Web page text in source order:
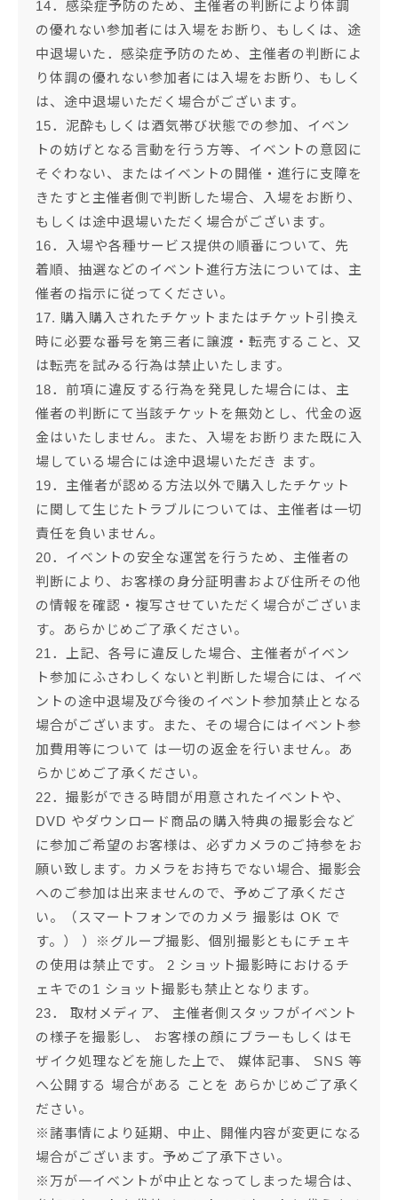
14．感染症予防のため、主催者の判断により体調
の優れない参加者には入場をお断り、もしくは、途
中退場いた．感染症予防のため、主催者の判断によ
り体調の優れない参加者には入場をお断り、もしく
は、途中退場いただく場合がございます。
15．泥酔もしくは酒気帯び状態での参加、イベン
トの妨げとなる言動を行う方等、イベントの意図に
そぐわない、またはイベントの開催・進行に支障を
きたすと主催者側で判断した場合、入場をお断り、
もしくは途中退場いただく場合がございます。
16．入場や各種サービス提供の順番について、先
着順、抽選などのイベント進行方法については、主
催者の指示に従ってください。
17. 購入購入されたチケットまたはチケット引換え
時に必要な番号を第三者に譲渡・転売すること、又
は転売を試みる行為は禁止いたします。
18．前項に違反する行為を発見した場合には、主
催者の判断にて当該チケットを無効とし、代金の返
金はいたしません。また、入場をお断りまた既に入
場している場合には途中退場いただき ます。
19．主催者が認める方法以外で購入したチケット
に関して生じたトラブルについては、主催者は一切
責任を負いません。
20．イベントの安全な運営を行うため、主催者の
判断により、お客様の身分証明書および住所その他
の情報を確認・複写させていただく場合がございま
す。あらかじめご了承ください。
21．上記、各号に違反した場合、主催者がイベン
ト参加にふさわしくないと判断した場合には、イベ
ントの途中退場及び今後のイベント参加禁止となる
場合がございます。また、その場合にはイベント参
加費用等について は一切の返金を行いません。あ
らかじめご了承ください。
22．撮影ができる時間が用意されたイベントや、
DVD やダウンロード商品の購入特典の撮影会など
に参加ご希望のお客様は、必ずカメラのご持参をお
願い致します。カメラをお持ちでない場合、撮影会
へのご参加は出来ませんので、予めご了承くださ
い。（スマートフォンでのカメラ 撮影は OK で
す。） ）※グループ撮影、個別撮影ともにチェキ
の使用は禁止です。 2 ショット撮影時におけるチ
ェキでの1 ショット撮影も禁止となります。
23． 取材メディア、 主催者側スタッフがイベント
の様子を撮影し、 お客様の顔にブラーもしくはモ
ザイク処理などを施した上で、 媒体記事、 SNS 等
へ公開する 場合がある ことを あらかじめご了承く
ださい。
※諸事情により延期、中止、開催内容が変更になる
場合がございます。予めご了承下さい。
※万が一イベントが中止となってしまった場合は、